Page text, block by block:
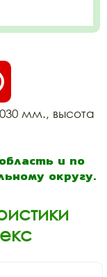
мм., высота
и по
округу.